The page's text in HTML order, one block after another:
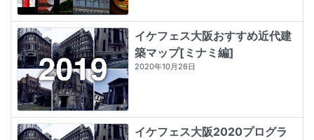
イケフェス大阪おすすめ近代建
築マップ[ミナミ編]
2020年10月26日
イケフェス大阪2020プログラ